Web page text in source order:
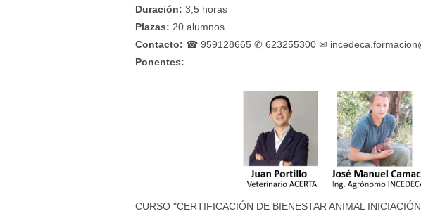
Duración: 3,5 horas
Plazas: 20 alumnos
Contacto: ☎ 959128665 ✆ 623255300 ✉
Ponentes:
CURSO "CERTIFICACIÓN DE BIENESTAR ANIMAL